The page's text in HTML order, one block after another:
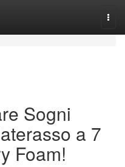
Sogni
a 7
Foam!